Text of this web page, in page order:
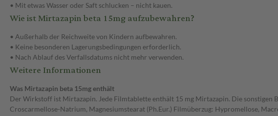
• Mit etwas Wasser oder Saft schlucken – nicht kauen.
Wie ist Mirtazapin beta 15mg aufzubewahren?
• Außerhalb der Reichweite von Kindern aufbewahren.
• Keine besonderen Lagerungsbedingungen erforderlich.
• Nach Ablauf des Verfallsdatums nicht mehr verwenden.
Weitere Informationen
Was Mirtazapin beta 15mg enthält
Der Wirkstoff ist Mirtazapin. Jede Filmtablette enthält 15 mg Mirtazapin. Die sonstigen
Croscarmellose-Natrium, Magnesiumstearat (Ph.Eur.) Filmüberzug: Hypromellose,